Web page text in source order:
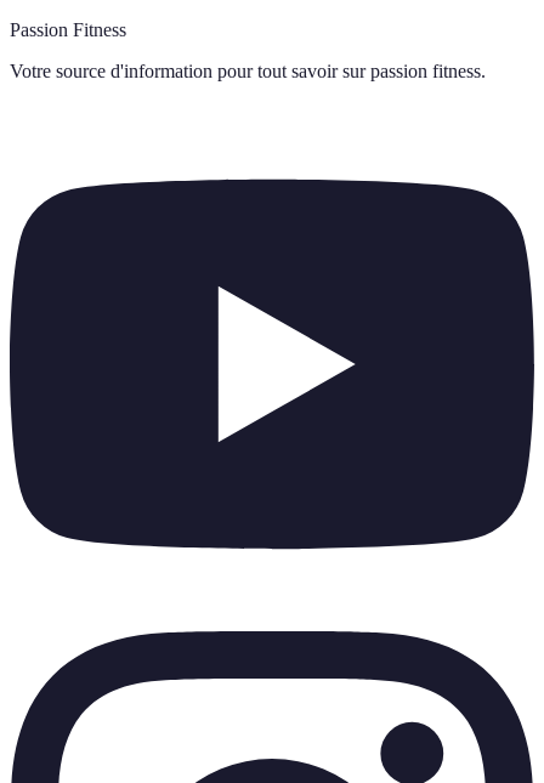
Passion Fitness
Votre source d'information pour tout savoir sur passion fitness.